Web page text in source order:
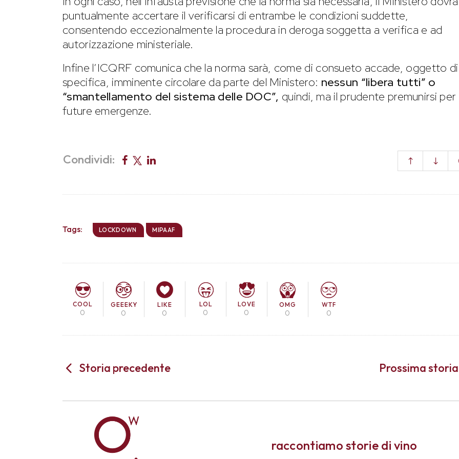
puntualmente accertare il verificarsi di entrambe le condizioni suddette,
consentendo eccezionalmente la procedura in deroga soggetta a verifica e ad
autorizzazione ministeriale.
Infine l’ICQRF comunica che la norma sarà, come di consueto accade, oggetto di
specifica, imminente circolare da parte del Ministero: nessun “libera tutti” o
“smantellamento del sistema delle DOC”, quindi, ma il prudente premunirsi per
future emergenze.
Condividi:
Tags: LOCKDOWN MIPAAF
COOL
0
GEEEKY
0
LIKE
0
LOL
0
LOVE
0
OMG
0
WTF
0
Storia precedente Prossima storia
raccontiamo storie di vino